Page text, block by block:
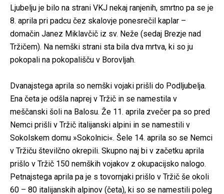
Ljubelju je bilo na strani VKJ nekaj ranjenih, smrtno pa se je
8. aprila pri padcu čez skalovje ponesrečil kaplar –
domačin Janez Miklavčič iz sv. Neže (sedaj Brezje nad
Tržičem). Na nemški strani sta bila dva mrtva, ki so ju
pokopali na pokopališču v Borovljah.
Dvanajstega aprila so nemški vojaki prišli do Podljubelja.
Ena četa je odšla naprej v Tržič in se namestila v
meščanski šoli na Balosu. Že 11. aprila zvečer pa so pred
Nemci prišli v Tržič italijanski alpini in se namestili v
Sokolskem domu »Sokolnici«. Šele 14. aprila so se Nemci
v Tržiču številčno okrepili. Skupno naj bi v začetku aprila
prišlo v Tržič 150 nemških vojakov z okupacijsko nalogo.
Petnajstega aprila pa je s tovornjaki prišlo v Tržič še okoli
60 – 80 italijanskih alpinov (četa), ki so se namestili poleg